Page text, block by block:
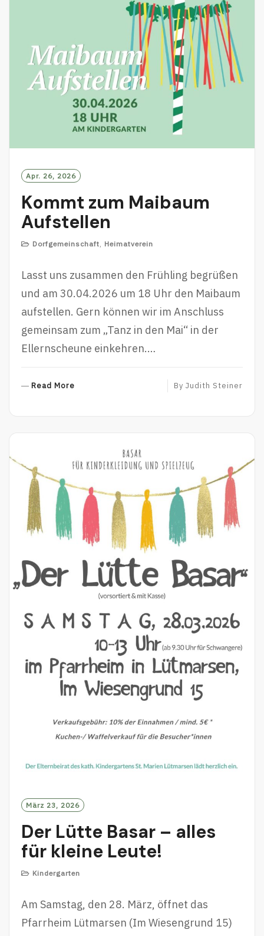
Apr. 26, 2026
Kommt zum Maibaum
Aufstellen
Dorfgemeinschaft, Heimatverein
Lasst uns zusammen den Frühling begrüßen
und am 30.04.2026 um 18 Uhr den Maibaum
aufstellen. Gern können wir im Anschluss
gemeinsam zum „Tanz in den Mai“ in der
Ellernscheune einkehren.…
Read More
R
By Judith Steiner
März 23, 2026
Der Lütte Basar – alles
für kleine Leute!
Kindergarten
Am Samstag, den 28. März, öffnet das
Pfarrheim Lütmarsen (Im Wiesengrund 15)